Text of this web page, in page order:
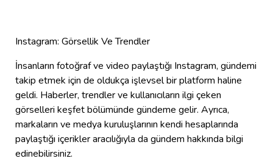
Instagram: Görsellik Ve Trendler
İnsanların fotoğraf ve video paylaştığı Instagram, gündemi
takip etmek için de oldukça işlevsel bir platform haline
geldi. Haberler, trendler ve kullanıcıların ilgi çeken
görselleri keşfet bölümünde gündeme gelir. Ayrıca,
markaların ve medya kuruluşlarının kendi hesaplarında
paylaştığı içerikler aracılığıyla da gündem hakkında bilgi
edinebilirsiniz.